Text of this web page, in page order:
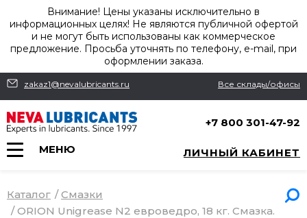
Внимание! Цены указаны исключительно в
информационных целях! Не являются публичной офертой
и не могут быть использованы как коммерческое
предложение. Просьба уточнять по телефону, e-mail, при
оформлении заказа.
zakaz1@nevalubricants.ru Все склады/офисы
+7 800 301-47-92
МЕНЮ ЛИЧНЫЙ КАБИНЕТ
Каталог / Смазки
/ ORION Unigrease N2 евроведро, 18 кг. Смазка.